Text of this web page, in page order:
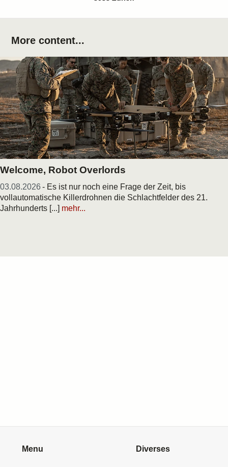
More content...
Welcome, Robot Overlords
03.08.2026 - Es ist nur noch eine Frage der Zeit, bis
vollautomatische Killerdrohnen die Schlachtfelder des 21.
Jahrhunderts [...] mehr...
Menu Diverses